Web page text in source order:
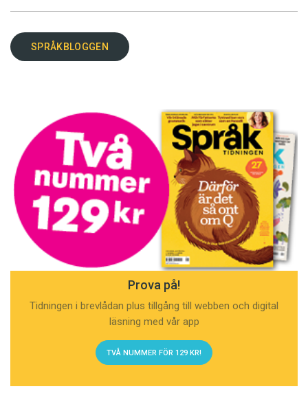
SPRÅKBLOGGEN
Prova på!
Tidningen i brevlådan plus tillgång till webben och digital
läsning med vår app
TVÅ NUMMER FÖR 129 KR!